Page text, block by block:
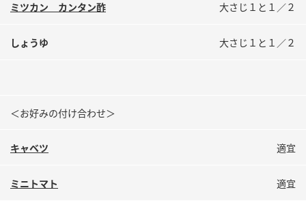
業務用サイト ミツカングループについて 製造所固有記号一覧
ミツカン カンタン酢 大さじ１と１／２
しょうゆ 大さじ１と１／２
＜お好みの付け合わせ＞
キャベツ 適宜
ミニトマト 適宜